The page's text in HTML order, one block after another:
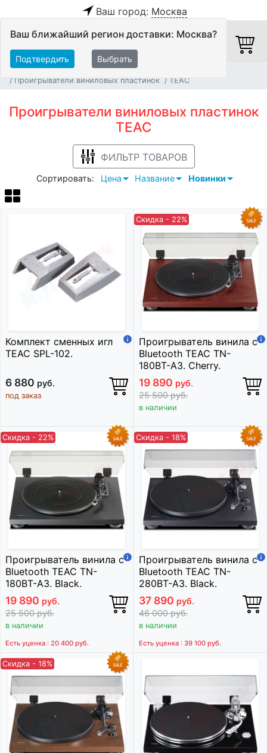
Ваш город: Москва
Ваш ближайший регион доставки: Москва?
Подтвердить Выбрать
Проигрыватели виниловых пластинок
TEAC
Проигрыватели виниловых пластинок
TEAC
ФИЛЬТР ТОВАРОВ
Сортировать: Цена Название Новинки
Комплект сменных игл
TEAC SPL-102.
6 880 руб.
под заказ
Скидка - 22%
Проигрыватель винила с
Bluetooth TEAC TN-
180BT-A3. Cherry.
19 890 руб.
25 500руб.
в наличии
Скидка - 22%
Проигрыватель винила с
Bluetooth TEAC TN-
180BT-A3. Black.
19 890 руб.
25 500руб.
в наличии
Есть уценка : 20 400 руб.
Скидка - 18%
Проигрыватель винила с
Bluetooth TEAC TN-
280BT-A3. Black.
37 890 руб.
46 000руб.
в наличии
Есть уценка : 39 100 руб.
Скидка - 18%